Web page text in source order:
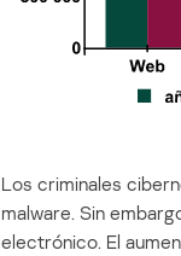
Los criminales
malware. Sin
electrónico. El